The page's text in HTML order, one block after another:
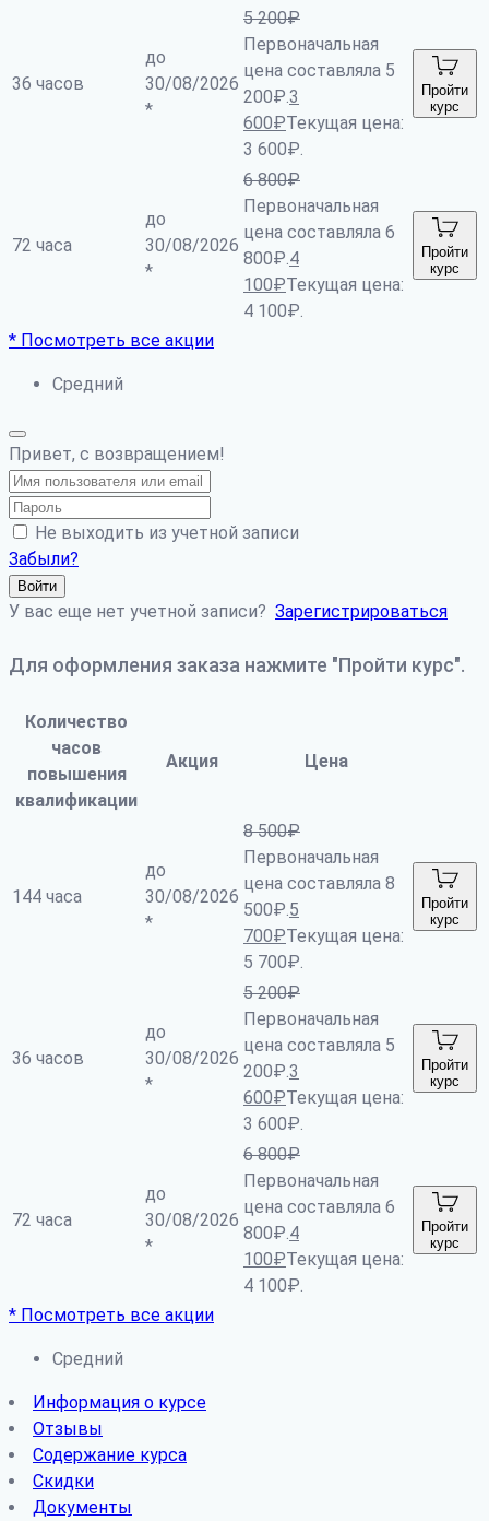
36 часов
до
30/08/2026
*
5 200₽
Первоначальная
цена составляла 5
200₽.3
600₽Текущая цена:
3 600₽.
Пройти
курс
72 часа
до
30/08/2026
*
6 800₽
Первоначальная
цена составляла 6
800₽.4
100₽Текущая цена:
4 100₽.
Пройти
курс
* Посмотреть все акции
Средний
Привет, с возвращением!
Не выходить из учетной записи
Забыли?
Войти
У вас еще нет учетной записи? Зарегистрироваться
Для оформления заказа нажмите "Пройти курс".
Количество
часов
повышения
квалификации
Акция Цена
144 часа
до
30/08/2026
*
8 500₽
Первоначальная
цена составляла 8
500₽.5
700₽Текущая цена:
5 700₽.
Пройти
курс
36 часов
до
30/08/2026
*
5 200₽
Первоначальная
цена составляла 5
200₽.3
600₽Текущая цена:
3 600₽.
Пройти
курс
72 часа
до
30/08/2026
*
6 800₽
Первоначальная
цена составляла 6
800₽.4
100₽Текущая цена:
4 100₽.
Пройти
курс
* Посмотреть все акции
Средний
Информация о курсе
Отзывы
Содержание курса
Скидки
Документы